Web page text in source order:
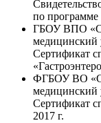
по программе
ГБОУ ВПО
медицинский
Сертификат
ФГБОУ ВО
медицинский
Сертификат
2017 г.